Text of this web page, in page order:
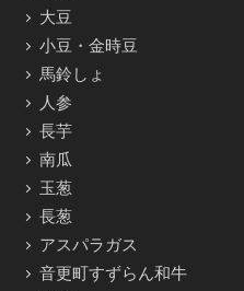
大豆
小豆・金時豆
馬鈴しょ
人参
長芋
南瓜
玉葱
長葱
アスパラガス
音更町すずらん和牛